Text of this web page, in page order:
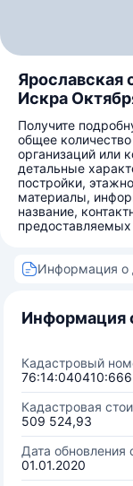
Ярославская
Искра
Получите
общее
организаций или
детальные
постройки,
материалы,
название,
предоставляемых
Информация о
Информация
Кадастровый
76:14:040410:666
Кадастровая
509 524,93
Дата обновления
01.01.2020